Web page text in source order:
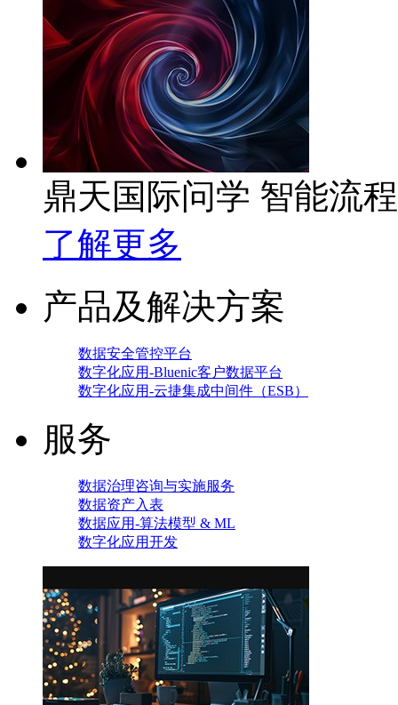
鼎天国际问学 智能流
了解更多
产品及解决方案
数据安全管控平台
数字化应用-Bluenic客户数据平台
数字化应用-云捷集成中间件（ESB）
服务
数据治理咨询与实施服务
数据资产入表
数据应用-算法模型 & ML
数字化应用开发